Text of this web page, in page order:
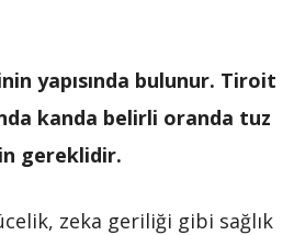
yapısında bulunur. Tiroit
kanda belirli oranda tuz
gereklidir.
zeka geriliği gibi sağlık